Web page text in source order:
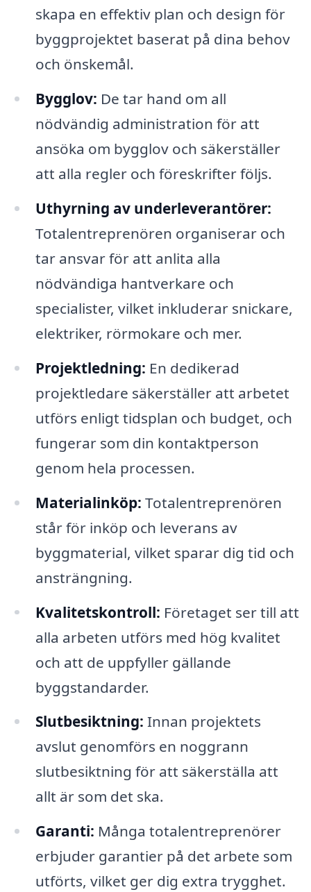
skapa en effektiv plan och design för
byggprojektet baserat på dina behov
och önskemål.
Bygglov: De tar hand om all
nödvändig administration för att
ansöka om bygglov och säkerställer
att alla regler och föreskrifter följs.
Uthyrning av underleverantörer:
Totalentreprenören organiserar och
tar ansvar för att anlita alla
nödvändiga hantverkare och
specialister, vilket inkluderar snickare,
elektriker, rörmokare och mer.
Projektledning: En dedikerad
projektledare säkerställer att arbetet
utförs enligt tidsplan och budget, och
fungerar som din kontaktperson
genom hela processen.
Materialinköp: Totalentreprenören
står för inköp och leverans av
byggmaterial, vilket sparar dig tid och
ansträngning.
Kvalitetskontroll: Företaget ser till att
alla arbeten utförs med hög kvalitet
och att de uppfyller gällande
byggstandarder.
Slutbesiktning: Innan projektets
avslut genomförs en noggrann
slutbesiktning för att säkerställa att
allt är som det ska.
Garanti: Många totalentreprenörer
erbjuder garantier på det arbete som
utförts, vilket ger dig extra trygghet.